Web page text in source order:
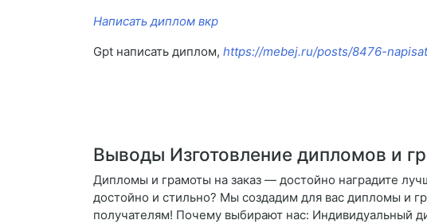
Написать диплом вкр
Gpt написать диплом, https://mebej.ru/posts/8476-
Выводы Изготовление дипломов и
Дипломы и грамоты на заказ — достойно наградите
достойно и стильно? Мы создадим для вас дипломы и
получателям! Почему выбирают нас: Индивидуальный